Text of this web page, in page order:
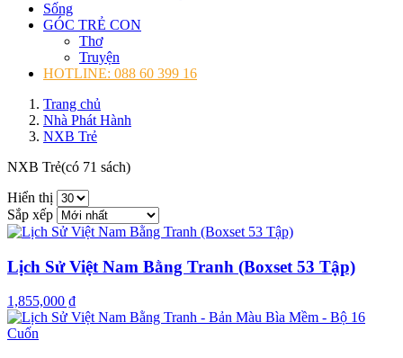
Sống
GÓC TRẺ CON
Thơ
Truyện
HOTLINE: 088 60 399 16
Trang chủ
Nhà Phát Hành
NXB Trẻ
NXB Trẻ(có 71 sách)
Hiển thị
Sắp xếp
Lịch Sử Việt Nam Bằng Tranh (Boxset 53 Tập)
1,855,000 ₫